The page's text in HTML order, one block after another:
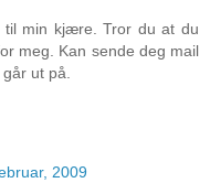
til min kjære. Tror du at du
meg. Kan sende deg mail
ut på.
2009